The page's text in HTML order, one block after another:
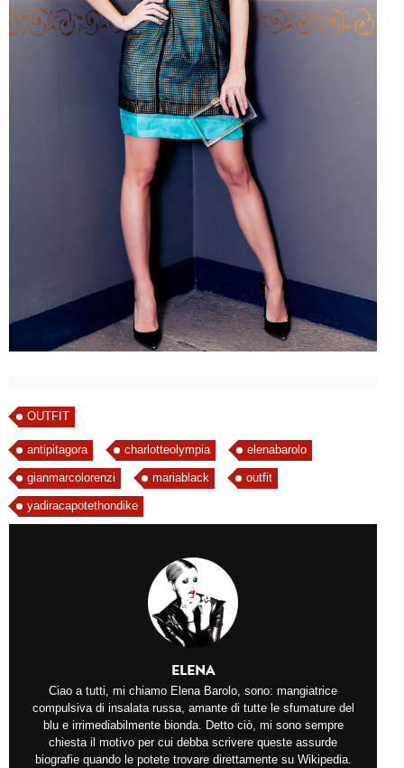
OUTFIT
antipitagora charlotteolympia elenabarolo
gianmarcolorenzi mariablack outfit
yadiracapotethondike
ELENA
Ciao a tutti, mi chiamo Elena Barolo, sono: mangiatrice
compulsiva di insalata russa, amante di tutte le sfumature del
blu e irrimediabilmente bionda. Detto ciò, mi sono sempre
chiesta il motivo per cui debba scrivere queste assurde
biografie quando le potete trovare direttamente su Wikipedia.